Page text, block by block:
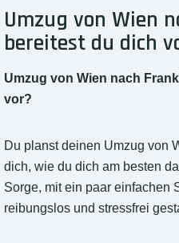
Umzug von Wien
bereitest du dich
Umzug von Wien nach
vor?
Du planst deinen Umzug von
dich, wie du dich am besten
Sorge, mit ein paar einfachen
reibungslos und stressfrei